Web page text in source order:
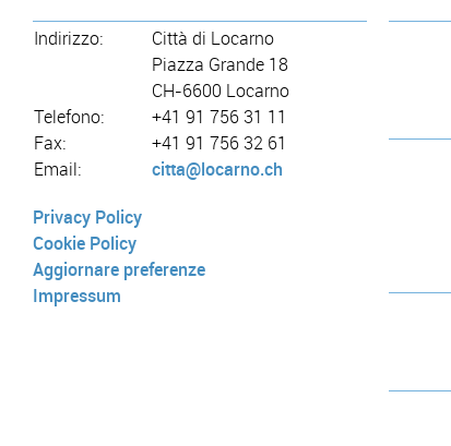
Indirizzo:
Città di Locarno
Piazza Grande 18
CH-6600 Locarno
Telefono:
+41 91 756 31 11
Fax:
+41 91 756 32 61
Email:
citta@locarno.ch
Privacy Policy
Cookie Policy
Aggiornare preferenze
Impressum